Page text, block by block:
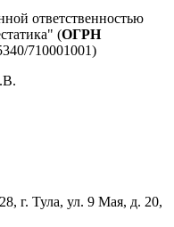
ответственностью
(ОГРН
710001001)
г. Тула, ул. 9 Мая, д. 20,